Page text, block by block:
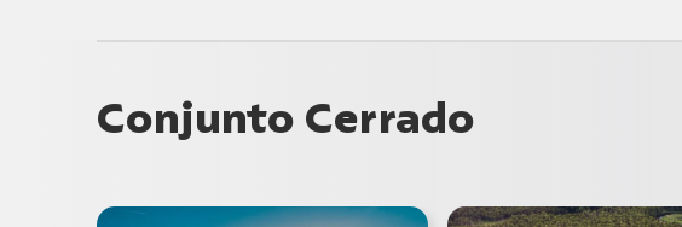
Conjunto Cerrado